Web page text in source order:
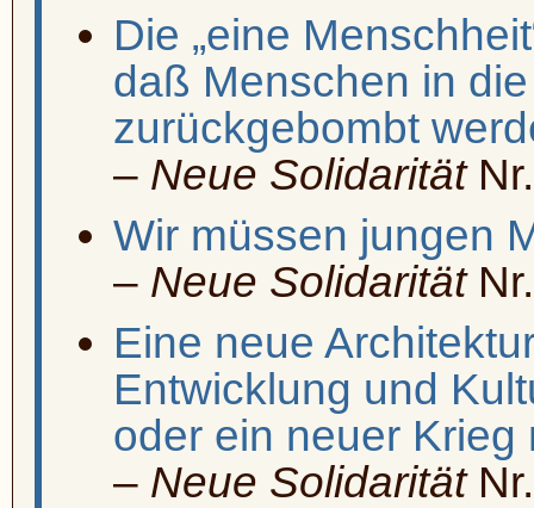
Die „eine
daß Menschen in
zurückgebombt
– Neue Solidarität
Wir müssen jungen
– Neue Solidarität
Eine neue
Entwicklung und
oder ein neuer Krieg
– Neue Solidarität